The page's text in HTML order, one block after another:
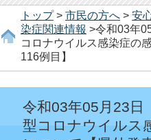
トップ> 市民の方へ > 安
染症関連情報 >令和03年
コロナウイルス感染症の
116例目】
令和03年05月23
型コロナウイルス